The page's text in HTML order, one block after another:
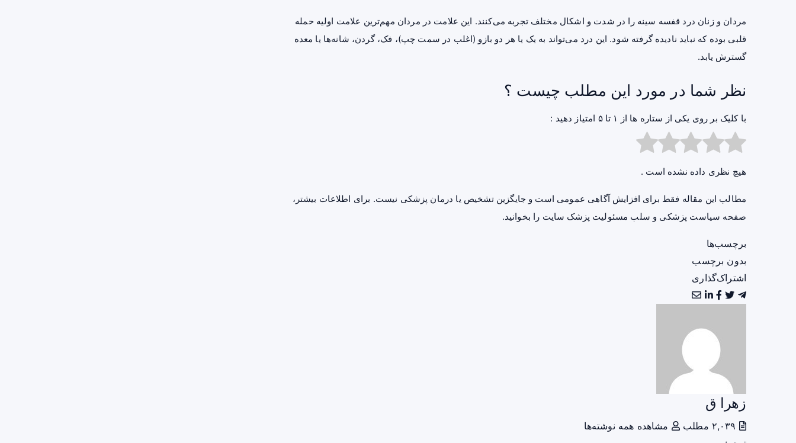
مردان و زنان درد قفسه سینه را در شدت و اشکال مختلف تجربه می‌کنند. این علامت در مردان مهم‌ترین علامت اولیه حمله
قلبی بوده که نباید نادیده گرفته شود. این درد می‌تواند به یک یا هر دو بازو (اغلب در سمت چپ)، فک، گردن، شانه‌ها یا معده
گسترش یابد.
نظر شما در مورد این مطلب چیست ؟
با کلیک بر روی یکی از ستاره ها از ۱ تا ۵ امتیاز دهید :
هیچ نظری داده نشده است .
مطالب این مقاله فقط برای افزایش آگاهی عمومی است و جایگزین تشخیص یا درمان پزشکی نیست. برای اطلاعات بیشتر،
صفحه سیاست پزشکی و سلب مسئولیت پزشک سایت را بخوانید.
برچسب‌ها
بدون برچسب
اشتراک‌گذاری
زهرا ق
مشاهده همه نوشته‌ها